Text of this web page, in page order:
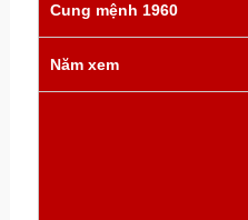
Cung mệnh 1960
Năm xem